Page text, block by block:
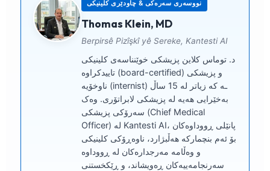
نووسەری سەرەکی & چاودێری کلینیکی
Thomas Klein, MD
Berpirsê Pizîşkî yê Sereke, Kantesti AI
د. توماس کلاین پزیشکی خوێنناسەی کلینیکی
تاییدکراوە (board-certified) و پزیشکی
ناوخۆیە (internist) ـە کە زیاتر لە 15 ساڵ
بەخێرایی هەیە لە پزیشکی لابراتۆری. وەک
سەرۆکی پزیشکی (Chief Medical
Officer) لە Kantesti AI، پانێلی ڕووداوەکان
بۆ ئەم بنچمارکە هەڵبژارد، ناوەڕۆکی کلینیکی
و وەڵامە مەرجدارەکان لە ڕووداوە
سەرنجامەییەکان ڕەویشاند، و ڕێکخستنی